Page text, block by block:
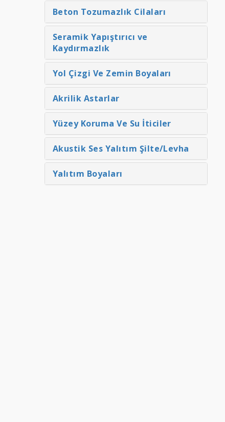
Beton Tozumazlık Cilaları
Seramik Yapıştırıcı ve
Kaydırmazlık
Yol Çizgi Ve Zemin Boyaları
Akrilik Astarlar
Yüzey Koruma Ve Su İticiler
Akustik Ses Yalıtım Şilte/Levha
Yalıtım Boyaları